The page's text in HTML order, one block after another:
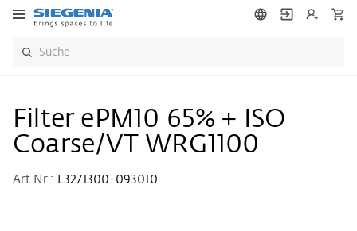
Filter ePM10 65% + ISO
Coarse/VT WRG1100
Art.Nr.: L3271300-093010